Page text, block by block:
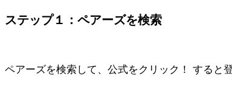
ステップ１：ペアーズを検索
ペアーズを検索して、公式をクリック！ すると